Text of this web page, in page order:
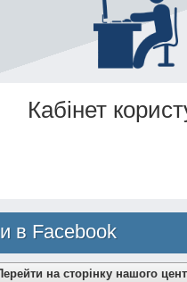
Кабінет
в Facebook
на сторінку нашого